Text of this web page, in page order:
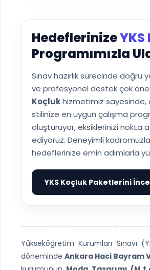
Hedeflerinize
Programımızla
Sınav hazırlık sürecinde doğru
ve profesyonel destek çok
Koçlukhizmetimiz sayesinde,
stilinize en uygun çalışma
oluşturuyor, eksiklerinizi nokta
ediyoruz. Deneyimli kadromuzla
hedeflerinize emin adımlarla
YKS Koçluk Paketlerini
▶
Yükseköğretim Kurumları Sınavı
döneminde Ankara Haci Bayram